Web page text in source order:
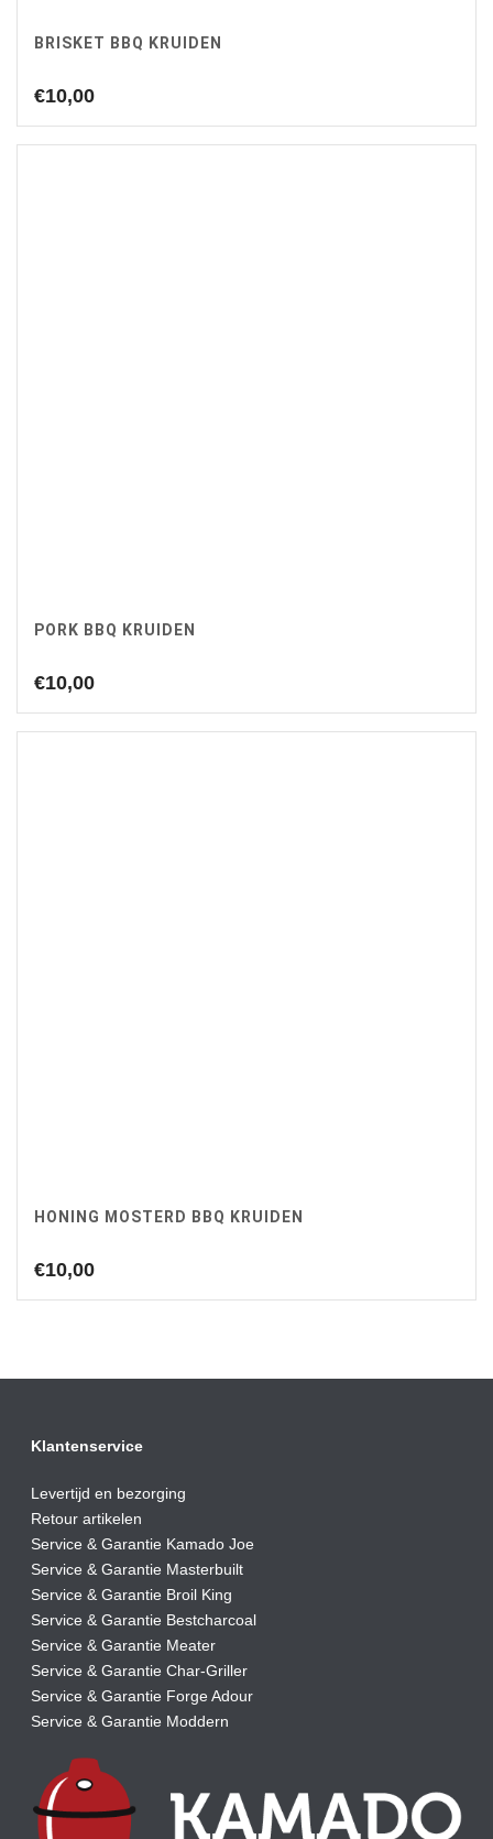
BRISKET BBQ KRUIDEN
€10,00
PORK BBQ KRUIDEN
€10,00
HONING MOSTERD BBQ KRUIDEN
€10,00
Klantenservice
Levertijd en bezorging
Retour artikelen
Service & Garantie Kamado Joe
Service & Garantie Masterbuilt
Service & Garantie Broil King
Service & Garantie Bestcharcoal
Service & Garantie Meater
Service & Garantie Char-Griller
Service & Garantie Forge Adour
Service & Garantie Moddern